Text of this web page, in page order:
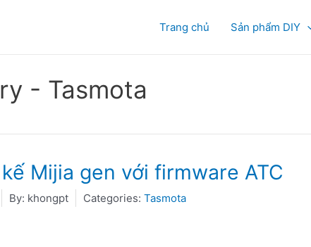
Trang chủ Sản phẩm DIY
- Tasmota
Mijia gen với firmware ATC
By: khongpt Categories: Tasmota